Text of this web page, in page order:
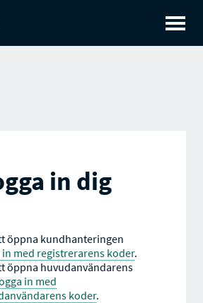
in dig
öppna kundhanteringen
in med registrerarens koder.
öppna huvudanvändarens
in med
koder.